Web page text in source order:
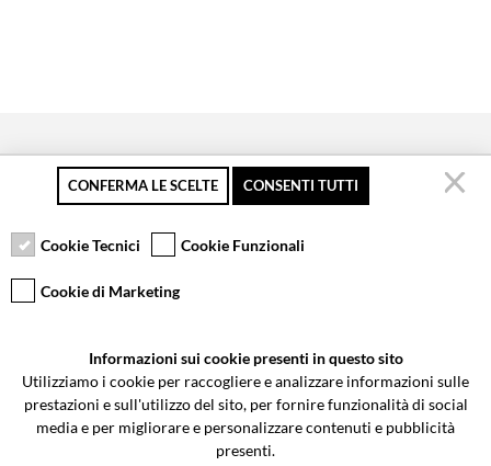
Pagamento sicuro
Resi gratuiti fino a 30
Servizio clienti
Via Galileo Galilei 5 | Verano Brianza (MB) 20843 | ITALY
0362-805407-info@valtermoto.com
CONFERMA LE SCELTE CONSENTI TUTTI
Cookie Tecnici Cookie Funzionali
Cookie di Marketing
Informazioni sui cookie presenti in questo sito
Utilizziamo i cookie per raccogliere e analizzare informazioni sulle
prestazioni e sull'utilizzo del sito, per fornire funzionalità di social
media e per migliorare e personalizzare contenuti e pubblicità
presenti.